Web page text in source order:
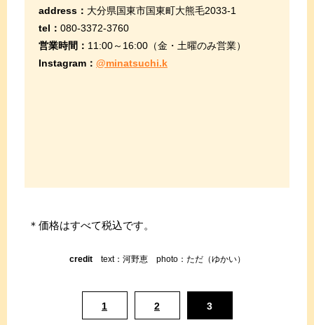
address： 大分県国東市国東町大熊毛2033-1
tel： 080-3372-3760
営業時間： 11:00～16:00（金・土曜のみ営業）
Instagram： @minatsuchi.k
＊価格はすべて税込です。
credittext：河野恵 photo：ただ（ゆかい）
1 2 3